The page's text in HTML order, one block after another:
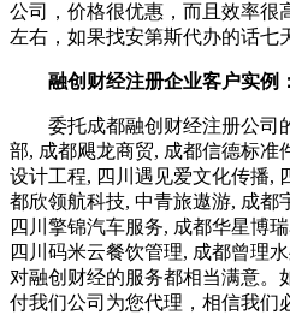
公司，价格很优惠，而且效率很
左右，如果找安第斯代办的话七
融创财经注册企业客户实例：
委托成都融创财经注册公司
部, 成都飓龙商贸, 成都信德标准
设计工程, 四川遇见爱文化传播,
都欣领航科技, 中青旅遨游, 成都
四川擎锦汽车服务, 成都华星博
四川码米云餐饮管理, 成都曾理
对融创财经的服务都相当满意。
付我们公司为您代理，相信我们